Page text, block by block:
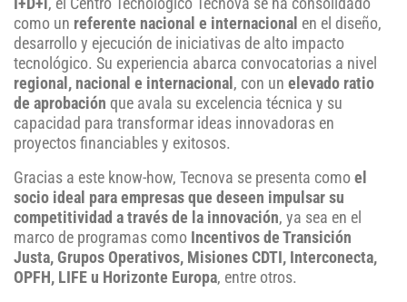
I+D+i, el Centro Tecnológico Tecnova se ha consolidado
como un referente nacional e internacional en el diseño,
desarrollo y ejecución de iniciativas de alto impacto
tecnológico. Su experiencia abarca convocatorias a nivel
regional, nacional e internacional , con un elevado ratio
de aprobación que avala su excelencia técnica y su
capacidad para transformar ideas innovadoras en
proyectos financiables y exitosos.
Gracias a este know-how, Tecnova se presenta como el
socio ideal para empresas que deseen impulsar su
competitividad a través de la innovación, ya sea en el
marco de programas como Incentivos de Transición
Justa, Grupos Operativos, Misiones CDTI, Interconecta,
OPFH, LIFE u Horizonte Europa, entre otros.